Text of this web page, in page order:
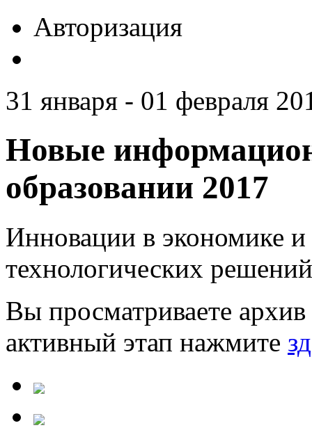
Авторизация
31 января - 01 февраля
Новые
образовании 2017
Инновации в экономике и
технологических
Вы просматриваете
активный этап нажмите